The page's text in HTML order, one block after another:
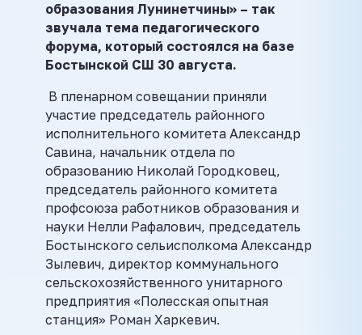
образования Лунинетчины» – так
звучала тема педагогического
форума, который состоялся на базе
Бостынской СШ 30 августа.
В пленарном совещании приняли
участие председатель районного
исполнительного комитета Александр
Савина, начальник отдела по
образованию Николай Городковец,
председатель районного комитета
профсоюза работников образования и
науки Нелли Рафалович, председатель
Бостынского сельисполкома Александр
Зылевич, директор коммунального
сельскохозяйственного унитарного
предприятия «Полесская опытная
станция» Роман Харкевич.